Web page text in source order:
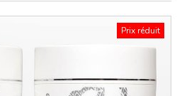
Prix réduit